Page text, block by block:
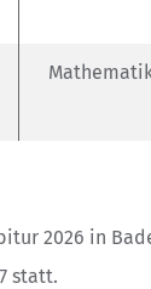
2026 in
statt.